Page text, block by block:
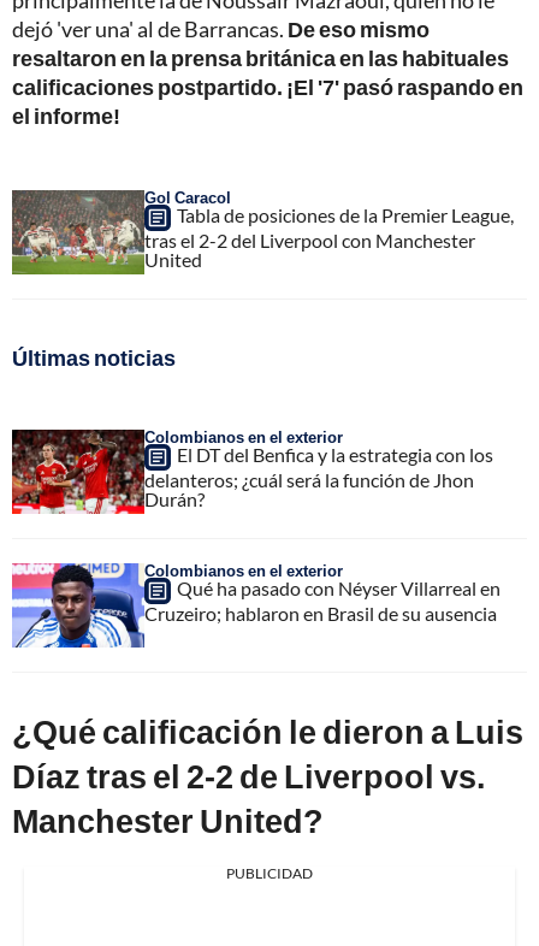
dejó 'ver una' al de Barrancas. De eso mismo
resaltaron en la prensa británica en las habituales
calificaciones postpartido. ¡El '7' pasó raspando en
el informe!
Gol Caracol
Tabla de posiciones de la Premier League,
tras el 2-2 del Liverpool con Manchester
United
Últimas noticias
Colombianos en el exterior
El DT del Benfica y la estrategia con los
delanteros; ¿cuál será la función de Jhon
Durán?
Colombianos en el exterior
Qué ha pasado con Néyser Villarreal en
Cruzeiro; hablaron en Brasil de su ausencia
¿Qué calificación le dieron a Luis
Díaz tras el 2-2 de Liverpool vs.
Manchester United?
PUBLICIDAD